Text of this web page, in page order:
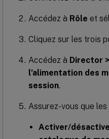
Accédez à Rôle et
Cliquez sur les trois
Accédez à Director
l’alimentation des
session.
Assurez-vous que
Activer/